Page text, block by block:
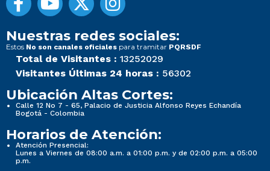
Nuestras redes sociales:
Estos No son canales oficiales para tramitar PQRSDF
Total de Visitantes : 13252029
Visitantes Últimas 24 horas : 56302
Ubicación Altas Cortes:
Calle 12 No 7 - 65, Palacio de Justicia Alfonso Reyes Echandía
Bogotá - Colombia
Horarios de Atención:
Atención Presencial:
Lunes a Viernes de 08:00 a.m. a 01:00 p.m. y de 02:00 p.m. a 05:00
p.m.